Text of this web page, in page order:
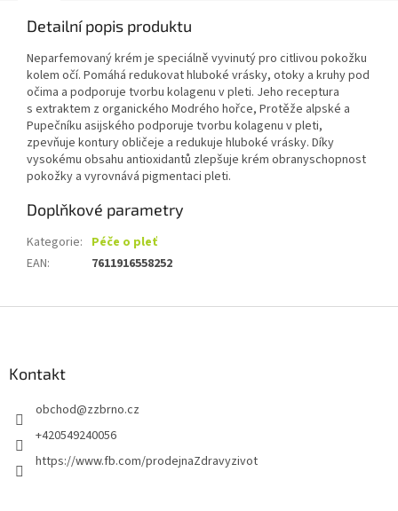
Detailní popis produktu
Neparfemovaný krém je speciálně vyvinutý pro citlivou pokožku
kolem očí. Pomáhá redukovat hluboké vrásky, otoky a kruhy pod
očima a podporuje tvorbu kolagenu v pleti. Jeho receptura
s extraktem z organického Modrého hořce, Protěže alpské a
Pupečníku asijského podporuje tvorbu kolagenu v pleti,
zpevňuje kontury obličeje a redukuje hluboké vrásky. Díky
vysokému obsahu antioxidantů zlepšuje krém obranyschopnost
pokožky a vyrovnává pigmentaci pleti.
Doplňkové parametry
Kategorie: Péče o pleť
EAN: 7611916558252
Kontakt
obchod@zzbrno.cz
+420549240056
https://www.fb.com/prodejnaZdravyzivot